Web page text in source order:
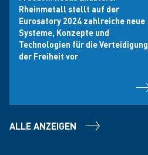
Rheinmetall stellt auf der
Eurosatory 2024 zahlreiche neue
Systeme, Konzepte und
Technologien für die Verteidigung
der Freiheit vor
ALLE ANZEIGEN